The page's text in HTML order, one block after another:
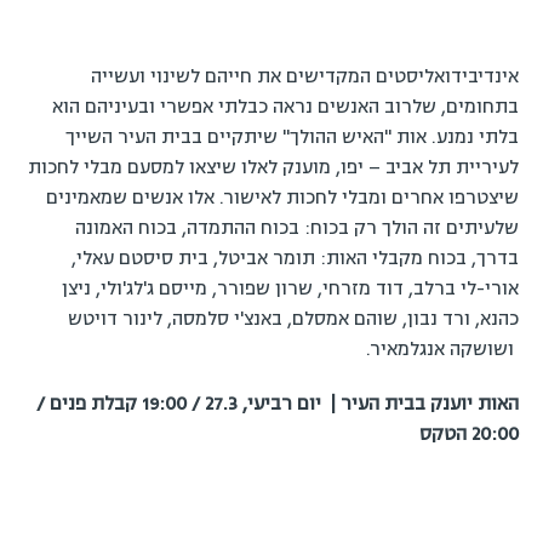
אינדיבידואליסטים המקדישים את חייהם לשינוי ועשייה
בתחומים, שלרוב האנשים נראה כבלתי אפשרי ובעיניהם הוא
בלתי נמנע. אות "האיש ההולך" שיתקיים בבית העיר השייך
לעיריית תל אביב – יפו, מוענק לאלו שיצאו למסעם מבלי לחכות
שיצטרפו אחרים ומבלי לחכות לאישור. אלו אנשים שמאמינים
שלעיתים זה הולך רק בכוח: בכוח ההתמדה, בכוח האמונה
בדרך, בכוח מקבלי האות: תומר אביטל, בית סיסטם עאלי,
אורי-לי ברלב, דוד מזרחי, שרון שפורר, מייסם ג'לג'ולי, ניצן
כהנא, ורד נבון, שוהם אמסלם, באנצ'י סלמסה, לינור דויטש
ושושקה אנגלמאיר.
האות יוענק בבית העיר | יום רביעי, 27.3 / 19:00 קבלת פנים /
20:00 הטקס